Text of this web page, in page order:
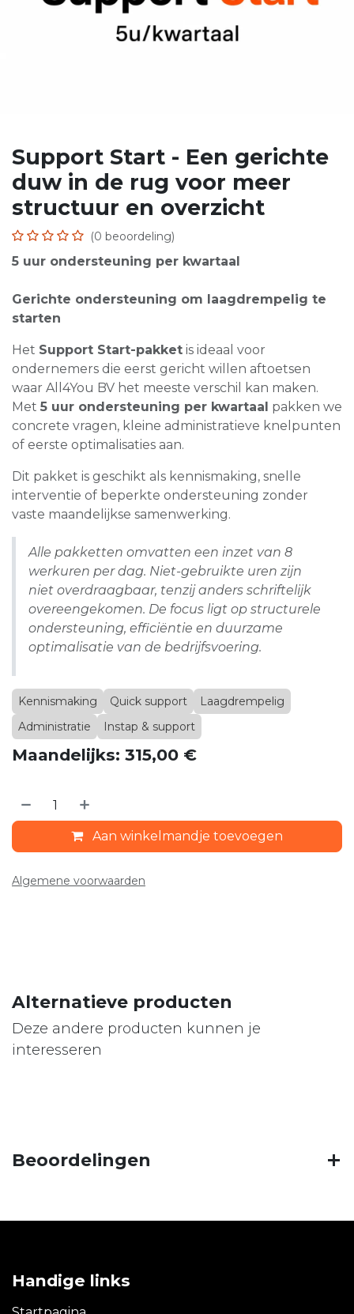
Support Start - Een gerichte
duw in de rug voor meer
structuur en overzicht
(0 beoordeling)
5 uur ondersteuning per kwartaal
Gerichte ondersteuning om laagdrempelig te
starten
Het Support Start-pakket is ideaal voor
ondernemers die eerst gericht willen aftoetsen
waar All4You BV het meeste verschil kan maken.
Met 5 uur ondersteuning per kwartaal pakken we
concrete vragen, kleine administratieve knelpunten
of eerste optimalisaties aan.
Dit pakket is geschikt als kennismaking, snelle
interventie of beperkte ondersteuning zonder
vaste maandelijkse samenwerking.
Alle pakketten omvatten een inzet van 8
werkuren per dag. Niet-gebruikte uren zijn
niet overdraagbaar, tenzij anders schriftelijk
overeengekomen. De focus ligt op structurele
ondersteuning, efficiëntie en duurzame
optimalisatie van de bedrijfsvoering.
Kennismaking Quick support
Laagdrempelig
Administratie
Instap & support
Maandelijks: 315,00 €
Aan winkelmandje toevoegen
Algemene voorwaarden
Alternatieve producten
Deze andere producten kunnen je
interesseren
Beoordelingen
Handige links